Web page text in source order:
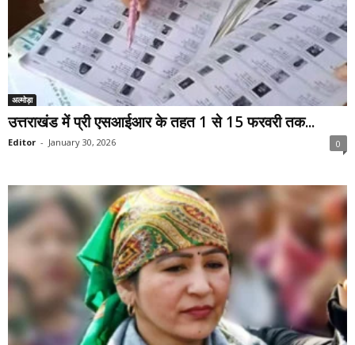
अल्मोड़ा
उत्तराखंड में प्री एसआईआर के तहत 1 से 15 फरवरी तक...
Editor - January 30, 2026 0